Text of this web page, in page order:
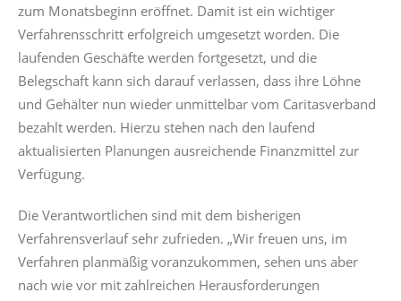
zum Monatsbeginn eröffnet. Damit ist ein wichtiger
Verfahrensschritt erfolgreich umgesetzt worden. Die
laufenden Geschäfte werden fortgesetzt, und die
Belegschaft kann sich darauf verlassen, dass ihre Löhne
und Gehälter nun wieder unmittelbar vom Caritasverband
bezahlt werden. Hierzu stehen nach den laufend
aktualisierten Planungen ausreichende Finanzmittel zur
Verfügung.
Die Verantwortlichen sind mit dem bisherigen
Verfahrensverlauf sehr zufrieden. „Wir freuen uns, im
Verfahren planmäßig voranzukommen, sehen uns aber
nach wie vor mit zahlreichen Herausforderungen